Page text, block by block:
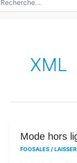
XML
Mode hors
FOOSALES /
Mode
hors